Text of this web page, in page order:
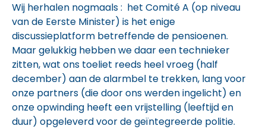
Wij herhalen nogmaals : het Comité A (op niveau
van de Eerste Minister) is het enige
discussieplatform betreffende de pensioenen.
Maar gelukkig hebben we daar een technieker
zitten, wat ons toeliet reeds heel vroeg (half
december) aan de alarmbel te trekken, lang voor
onze partners (die door ons werden ingelicht) en
onze opwinding heeft een vrijstelling (leeftijd en
duur) opgeleverd voor de geïntegreerde politie.